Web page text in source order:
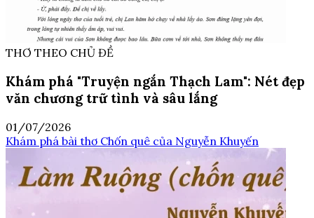
THƠ THEO CHỦ ĐỀ
Khám phá "Truyện ngắn Thạch Lam": Nét đẹp
văn chương trữ tình và sâu lắng
01/07/2026
Khám phá bài thơ Chốn quê của Nguyễn Khuyến